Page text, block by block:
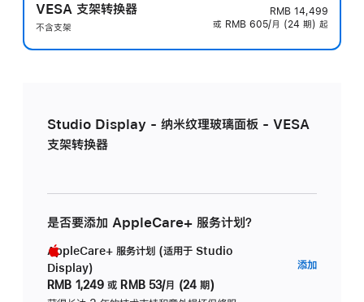
VESA 支架转换器
不含支架
RMB 14,499
或 RMB 605/月 (24 期) 起
Studio Display - 纳米纹理玻璃面板 - VESA
支架转换器
是否要添加 AppleCare+ 服务计划？
AppleCare+ 服务计划 (适用于 Studio
Display)
RMB 1,249 或 RMB 53/月 (24 期)
添加